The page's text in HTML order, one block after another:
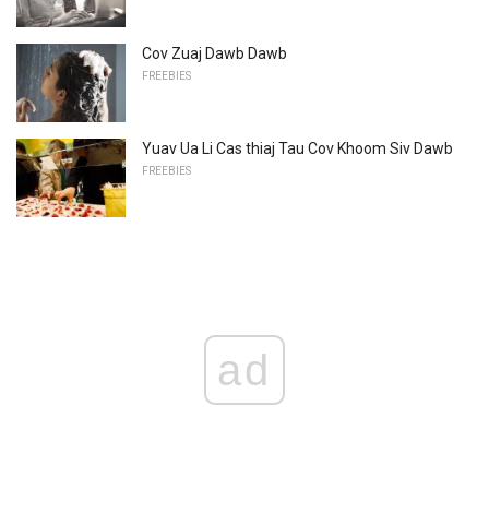
Cov Zuaj Dawb Dawb
FREEBIES
Yuav Ua Li Cas thiaj Tau Cov Khoom Siv Dawb
FREEBIES
ad